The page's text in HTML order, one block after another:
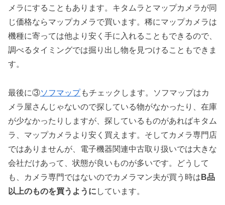
メラにすることもあります。キタムラとマップカメラが同
じ価格ならマップカメラで買います。稀にマップカメラは
機種に寄っては他より安く手に入れることもできるので、
調べるタイミングでは掘り出し物を見つけることもできま
す。
最後に③ソフマップ もチェックします。ソフマップはカ
メラ屋さんじゃないので探している物がなかったり、在庫
が少なかったりしますが、探しているものがあればキタム
ラ、マップカメラより安く買えます。そしてカメラ専門店
ではありませんが、電子機器関連中古取り扱いでは大きな
会社だけあって、状態が良いものが多いです。どうして
も、カメラ専門ではないのでカメラマン夫が買う時は B品
以上のものを買うように しています。